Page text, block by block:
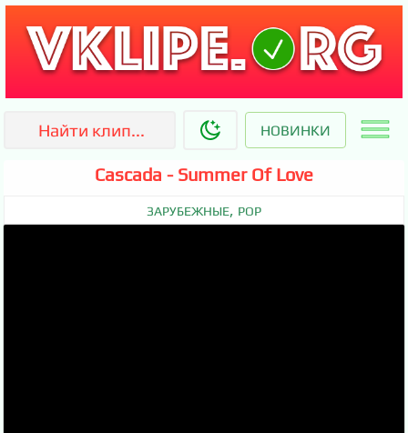
НОВИНКИ
Cascada - Summer Of Love
ЗАРУБЕЖНЫЕ, POP